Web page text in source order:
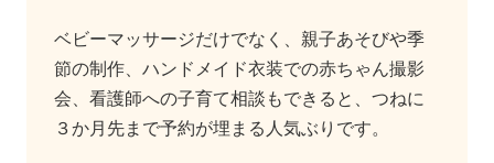
ベビーマッサージだけでなく、親子あそびや季
節の制作、ハンドメイド衣装での赤ちゃん撮影
会、看護師への子育て相談もできると、つねに
３か月先まで予約が埋まる人気ぶりです。